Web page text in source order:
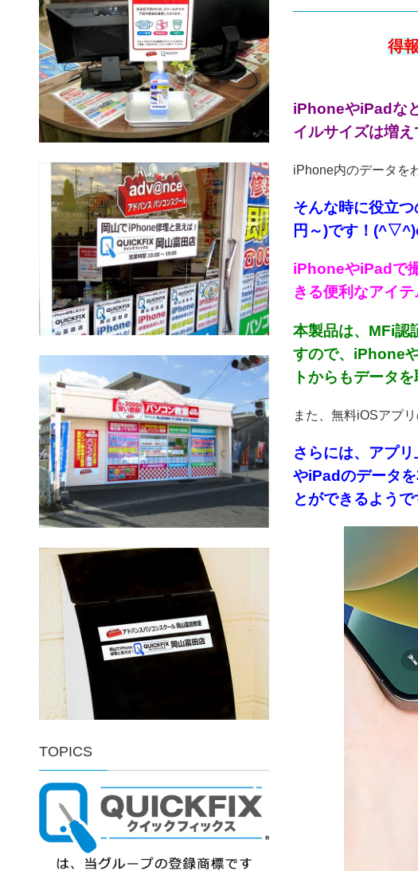
得
iPhoneやiPadな
イルサイズは増
iPhone内のデータを
そんな時に役立
円～)です！
iPhoneやiPadで
きる便利なアイ
本製品は、MFi認
すので、iPhone
トからもデータ
また、無料iOSアプ
さらには、アプ
やiPadのデータ
とができるよう
TOPICS